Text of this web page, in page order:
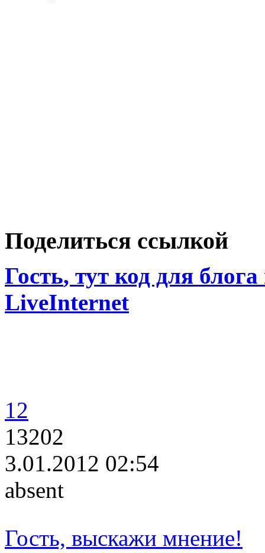
Поделиться ссылкой
Гость, тут код для
LiveInternet
12
13202
3.01.2012 02:54
absent
Гость, выскажи мнение!